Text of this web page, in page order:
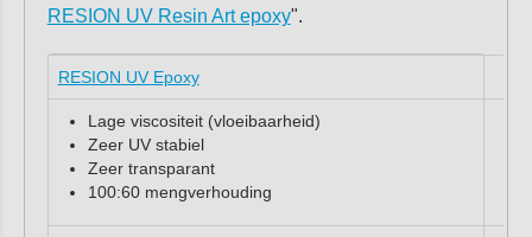
RESION UV Resin Art epoxy".
RESION UV Epoxy
Lage viscositeit (vloeibaarheid)
Zeer UV stabiel
Zeer transparant
100:60 mengverhouding